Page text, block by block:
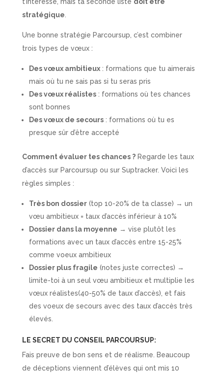
stratégique
Une bonne stratégie Parcoursup, c’est combiner
trois types de vœux :
Des vœux ambitieux: formations que tu aimerais
mais où tu ne sais pas si tu seras pris
Des vœux réalistes: formations où tes chances
sont bonnes
Des vœux de secours: formations où tu es
presque sûr d’être accepté
Comment évaluer tes chances ?Regarde les taux
d’accès sur Parcoursup ou sur Suptracker. Voici les
règles simples :
Très bon dossier(top 10-20% de ta classe) → un
vœu ambitieux = taux d’accès inférieur à 10%
Dossier dans la moyenne → vise plutôt les
formations avec un taux d’accès entre 15-25%
comme voeux ambitieux
Dossier plus fragile (notes juste correctes) →
limite-toi à un seul vœu ambitieux et multiplie les
vœux réalistes(40-50% de taux d’accès), et fais
des voeux de secours avec des taux d’accès très
élevés.
LE SECRET DU CONSEIL PARCOURSUP:
Fais preuve de bon sens et de réalisme. Beaucoup
de déceptions viennent d’élèves qui ont mis 10